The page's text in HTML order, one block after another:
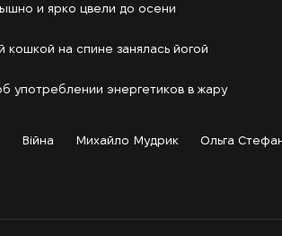
и ярко цвели до осени
на спине занялась йогой
употреблении энергетиков в жару
Війна Михайло Мудрик Ольга